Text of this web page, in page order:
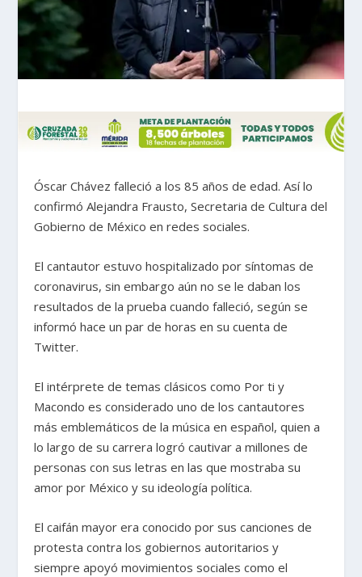
Óscar Chávez falleció a los 85 años de edad. Así lo
confirmó Alejandra Frausto, Secretaria de Cultura del
Gobierno de México en redes sociales.
El cantautor estuvo hospitalizado por síntomas de
coronavirus, sin embargo aún no se le daban los
resultados de la prueba cuando falleció, según se
informó hace un par de horas en su cuenta de
Twitter.
El intérprete de temas clásicos como Por ti y
Macondo es considerado uno de los cantautores
más emblemáticos de la música en español, quien a
lo largo de su carrera logró cautivar a millones de
personas con sus letras en las que mostraba su
amor por México y su ideología política.
El caifán mayor era conocido por sus canciones de
protesta contra los gobiernos autoritarios y
siempre apoyó movimientos sociales como el